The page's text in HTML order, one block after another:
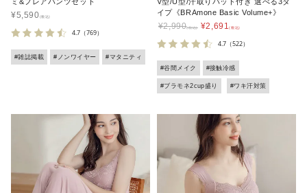
ミ&フレアパンツセット
¥5,590
4.7 （769）
#雑誌掲載 #ノンワイヤー #マタニティ
V型/U型/汗取りパッド付き 選べる3タ
イプ《BRAmone Basic Volume+》
¥2,990 ¥2,691
4.7（522）
#谷間メイク #接触冷感
#ブラモネ2cup盛り #ワキ汗対策